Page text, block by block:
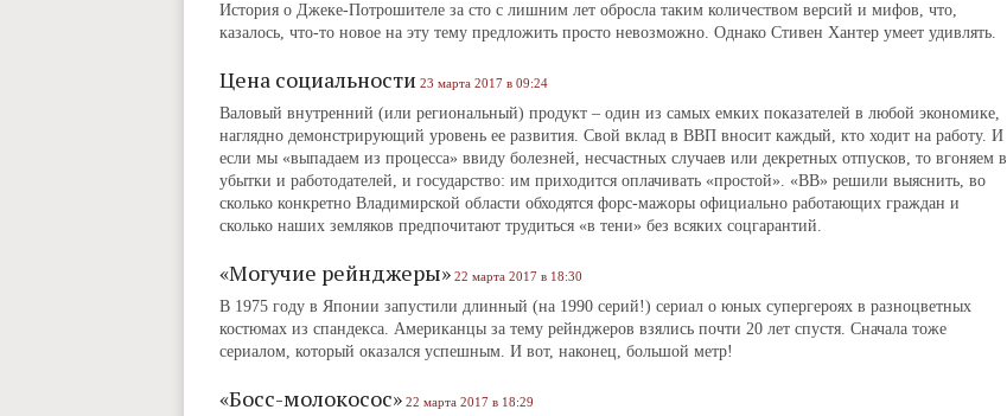
История о Джеке-Потрошителе за сто с лишним лет обросла таким количеством версий и мифов, что,
казалось, что-то новое на эту тему предложить просто невозможно. Однако Стивен Хантер умеет удивлять.
Цена социальности 23 марта 2017 в 09:24
Валовый внутренний (или региональный) продукт – один из самых емких показателей в любой экономике,
наглядно демонстрирующий уровень ее развития. Свой вклад в ВВП вносит каждый, кто ходит на работу. И
если мы «выпадаем из процесса» ввиду болезней, несчастных случаев или декретных отпусков, то вгоняем в
убытки и работодателей, и государство: им приходится оплачивать «простой». «ВВ» решили выяснить, во
сколько конкретно Владимирской области обходятся форс-мажоры официально работающих граждан и
сколько наших земляков предпочитают трудиться «в тени» без всяких соцгарантий.
«Могучие рейнджеры» 22 марта 2017 в 18:30
В 1975 году в Японии запустили длинный (на 1990 серий!) сериал о юных супергероях в разноцветных
костюмах из спандекса. Американцы за тему рейнджеров взялись почти 20 лет спустя. Сначала тоже
сериалом, который оказался успешным. И вот, наконец, большой метр!
«Босс-молокосос» 22 марта 2017 в 18:29